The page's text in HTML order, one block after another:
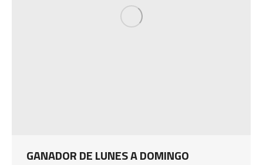
GANADOR DE LUNES A DOMINGO